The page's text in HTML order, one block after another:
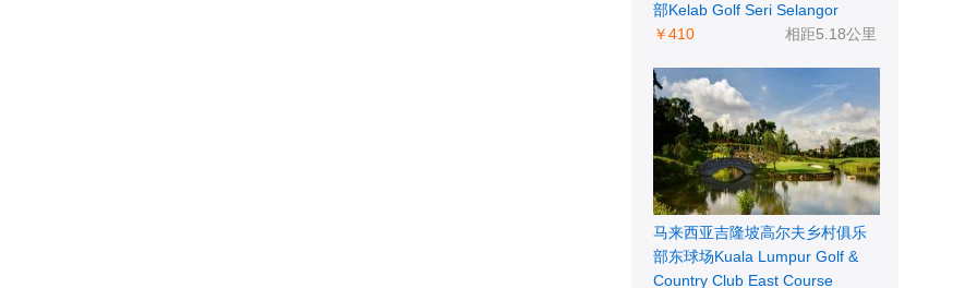
部Kelab Golf Seri Selangor
相距5.18公里
￥410
马来西亚吉隆坡高尔夫乡村俱乐
部东球场Kuala Lumpur Golf &
Country Club East Course